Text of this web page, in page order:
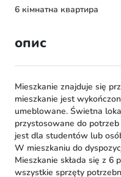
6 кімнатна квартира
опис
Mieszkanie znajduje się
mieszkanie jest
umeblowane. Świetna
przystosowane do
jest dla studentów lub
W mieszkaniu do
Mieszkanie składa się z 6
wszystkie sprzęty